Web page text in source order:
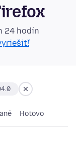
24 hodín
Hotovo